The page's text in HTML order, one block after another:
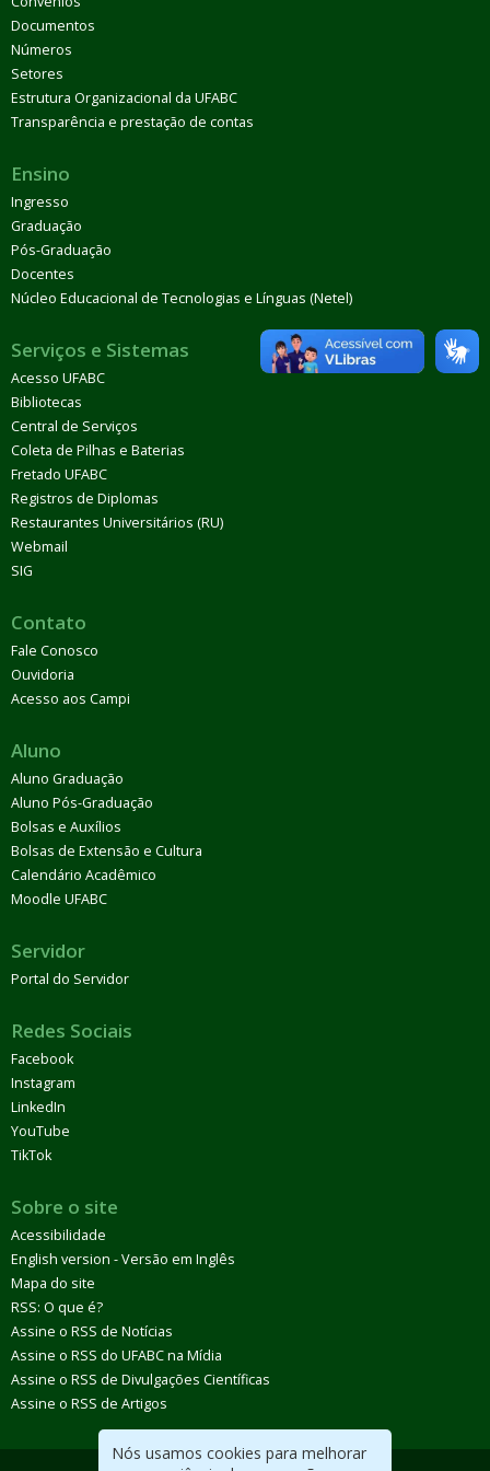
Nós usamos cookies para melhorar
Documentos
Números
Setores
Estrutura Organizacional da UFABC
Transparência e prestação de contas
Ensino
Ingresso
Graduação
Pós-Graduação
Docentes
Núcleo Educacional de Tecnologias e Línguas (Netel)
Serviços e Sistemas
Acesso UFABC
Bibliotecas
Central de Serviços
Coleta de Pilhas e Baterias
Fretado UFABC
Registros de Diplomas
Restaurantes Universitários (RU)
Webmail
SIG
Contato
Fale Conosco
Ouvidoria
Acesso aos Campi
Aluno
Aluno Graduação
Aluno Pós-Graduação
Bolsas e Auxílios
Bolsas de Extensão e Cultura
Calendário Acadêmico
Moodle UFABC
Servidor
Portal do Servidor
Redes Sociais
Facebook
Instagram
LinkedIn
YouTube
TikTok
Sobre o site
Acessibilidade
English version - Versão em Inglês
Mapa do site
RSS: O que é?
Assine o RSS de Notícias
Assine o RSS do UFABC na Mídia
Assine o RSS de Divulgações Científicas
Assine o RSS de Artigos